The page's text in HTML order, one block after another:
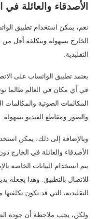
الأصدقاء والعائلة في
نعم، يمكن استخدام تطبيق
الخارج بسهولة وبتكلفة أقل
التقليدية.
يعتمد تطبيق الواتساب على
في أي مكان في العالم طالما
المكالمات الصوتية والمكالمات
والصور ومقاطع الفيديو بسهولة.
وبالإضافة إلى ذلك، يمكن
الأصدقاء والعائلة في الخارج
يتم استخدام البيانات الخاصة
للاتصال بالتطبيق. وهذا يجعله
التقليدية، التي قد تكون تكلفتها
ولكن، يجب ملاحظة أن جودة